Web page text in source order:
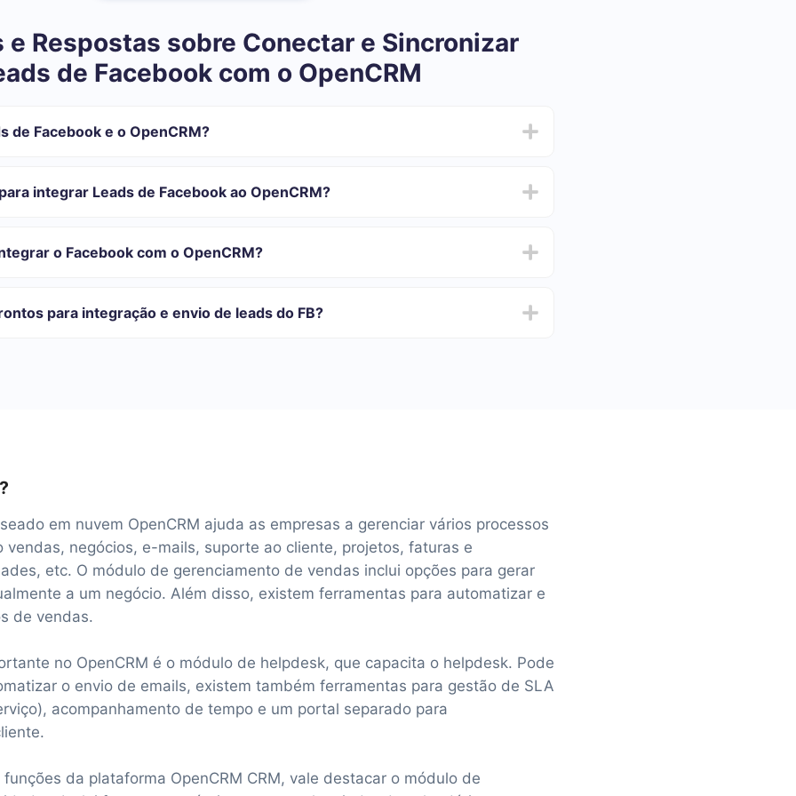
e Respostas sobre Conectar e Sincronizar
de Facebook com o OpenCRM
de Facebook e o OpenCRM?
do Facebook para o OpenCRM
integrar Leads de Facebook ao OpenCRM?
o Facebook com o OpenCRM?
para integração e envio de leads do FB?
em nuvem OpenCRM ajuda as empresas a gerenciar vários processos
vendas, negócios, e-mails, suporte ao cliente, projetos, faturas e
etc. O módulo de gerenciamento de vendas inclui opções para gerar
a um negócio. Além disso, existem ferramentas para automatizar e
de vendas.
no OpenCRM é o módulo de helpdesk, que capacita o helpdesk. Pode
o envio de emails, existem também ferramentas para gestão de SLA
acompanhamento de tempo e um portal separado para
da plataforma OpenCRM CRM, vale destacar o módulo de